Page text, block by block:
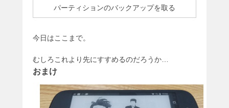
パーティションのバックアップを取る
今日はここまで。
むしろこれより先にすすめるのだろうか…
おまけ